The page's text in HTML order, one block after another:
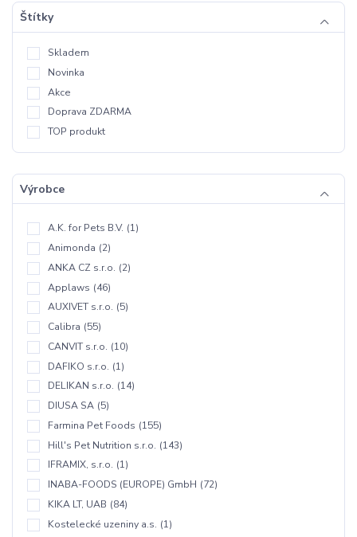
Štítky
Skladem
Novinka
Akce
Doprava ZDARMA
TOP produkt
Výrobce
A.K. for Pets B.V. (1)
Animonda (2)
ANKA CZ s.r.o. (2)
Applaws (46)
AUXIVET s.r.o. (5)
Calibra (55)
CANVIT s.r.o. (10)
DAFIKO s.r.o. (1)
DELIKAN s.r.o. (14)
DIUSA SA (5)
Farmina Pet Foods (155)
Hill's Pet Nutrition s.r.o. (143)
IFRAMIX, s.r.o. (1)
INABA-FOODS (EUROPE) GmbH (72)
KIKA LT, UAB (84)
Kostelecké uzeniny a.s. (1)